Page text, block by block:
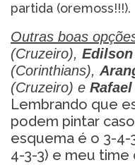
partida (oremoss!!!).
Outras boas
(Cruzeiro), Edilson
(Corinthians),
(Cruzeiro) e
Lembrando que
podem pintar
esquema é o 3-4-
4-3-3) e meu time